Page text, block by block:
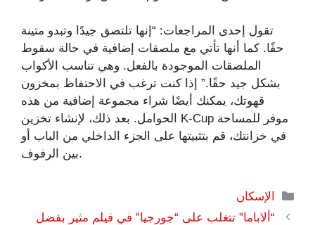
تقول إحدى المراجعات: “إنها تلتصق جيدًا وتبدو متينة
حقًا. كما أنها تأتي مع ملصقات إضافية في حالة سقوط
الملصقات الموجودة بالفعل. وهي تناسب الأكواب
بشكل جيد حقًا.” إذا كنت ترغب في الاحتفاظ بمخزون
قهوتك، يمكنك أيضًا شراء مجموعة إضافية من هذه
الحوامل. بعد ذلك، لإنشاء تخزين K-Cup موفر للمساحة
في خزانتك، قم بتثبيتها على الجزء الداخلي من الباب أو
بين الرفوف.
التصنيفات
الإسكان
“ألاباما” تتغلب على “جورجيا” في فيلم مثير بفضل